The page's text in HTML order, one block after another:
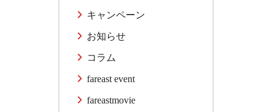
キャンペーン
お知らせ
コラム
fareast event
fareastmovie